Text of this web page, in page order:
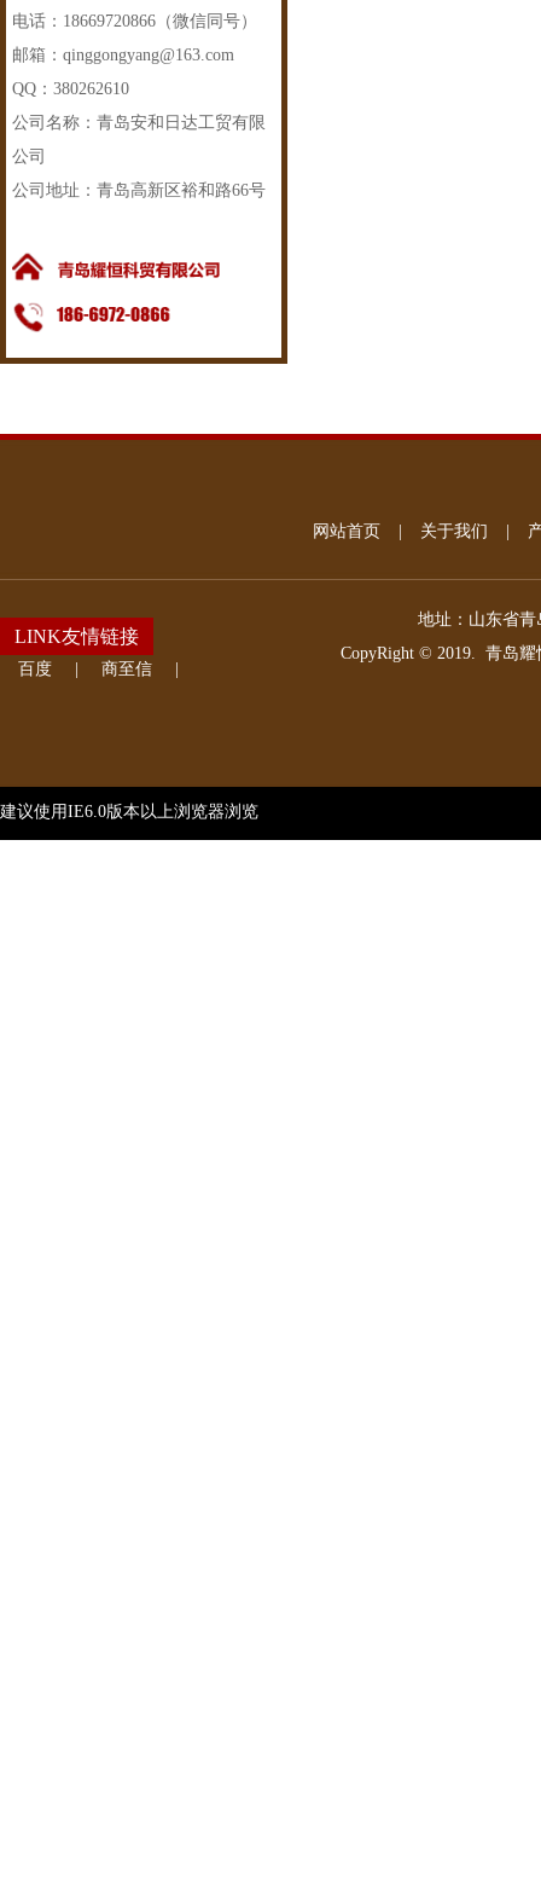
电话：18669720866（微信同号）
邮箱：qinggongyang@163.com
QQ：380262610
公司名称：青岛安和日达工贸有限
公司
公司地址：青岛高新区裕和路66号
网站首页 关于我们
LINK友情链接
百度 商至信
地址： 山东省青
CopyRight © 2019. 青岛耀
建议使用IE6.0版本以上浏览器浏览